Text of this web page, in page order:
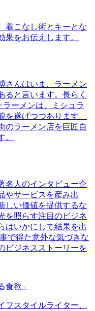
着こなし術とキーとな
果をお伝えします。
さんはいま、ラーメン
ると言います。長らく
ーメンは、ミシュラ
を遂げつつあります。
のラーメン店を巨匠自
。
名人のインタビュー企
やサービスを産み出
しい価値を提供するな
を照らす注目のビジネ
はいかにして結果を出
で得た意外な気づきな
ビジネスストーリーを
食欲」
フスタイルライター、